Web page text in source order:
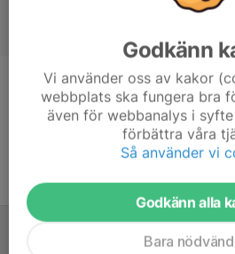
Position
Mittfältare
17 år
ALLA ÅR
Godkänn
Vi använder oss av kakor
webbplats ska fungera bra
även för webbanalys i
förbättra våra
Så använder vi
Godkänn alla
Bara